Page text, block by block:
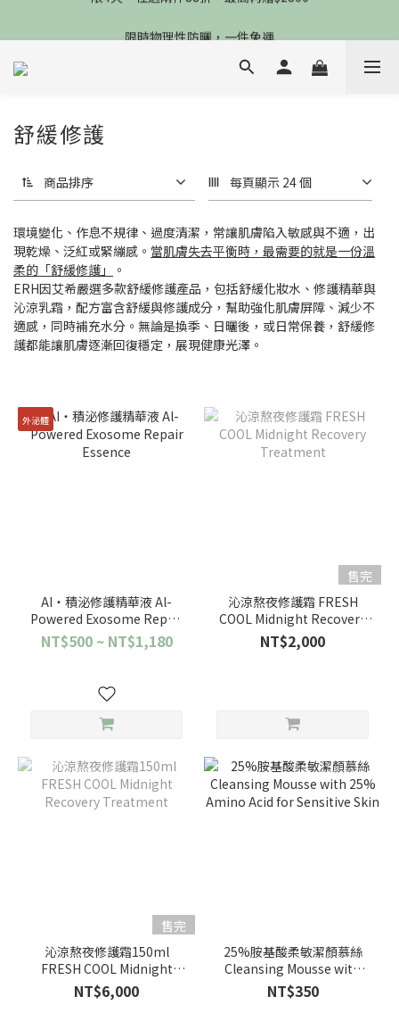
限時物理性防曬，一件免運
加入會員立德$100購物金
舒緩修護
商品排序 每頁顯示 24 個
環境變化、作息不規律、過度清潔，常讓肌膚陷入敏感與不適，出
現乾燥、泛紅或緊繃感。 當肌膚失去平衡時，最需要的就是一份溫
柔的「舒緩修護」
。
ERH因艾希嚴選多款舒緩修護產品，包括舒緩化妝水、修護精華與
沁涼乳霜，配方富含舒緩與修護成分，幫助強化肌膚屏障、減少不
適感，同時補充水分。無論是換季、日曬後，或日常保養，舒緩修
護都能讓肌膚逐漸回復穩定，展現健康光澤。
外泌體
AI‧積泌修護精華液 Al-
Powered Exosome Repair
Essence
NT$500 ~ NT$1,180
售完
沁涼熬夜修護霜 FRESH
COOL Midnight Recovery
Treatment
NT$2,000
售完
沁涼熬夜修護霜150ml
FRESH COOL Midnight
Recovery Treatment
NT$6,000
25%胺基酸柔敏潔顏慕絲
Cleansing Mousse with
25% Amino Acid for
Sensitive Skin
NT$350